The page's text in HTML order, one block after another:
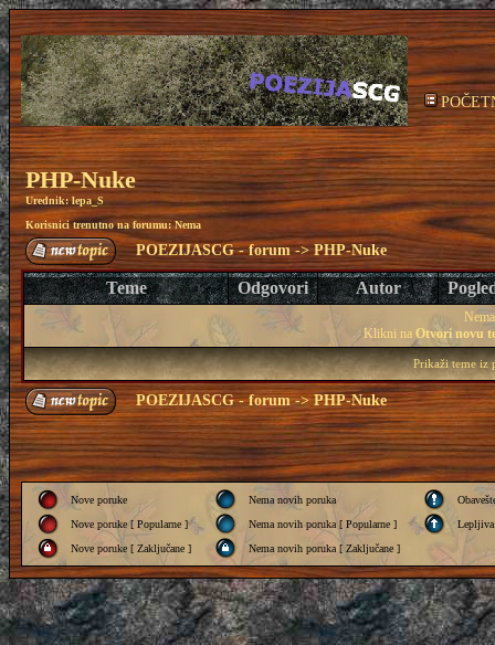
PHP-Nuke
Urednik:lepa_S
Korisnici trenutno na forumu: Nema
POEZIJASCG - forum->PHP-Nuke
Teme Odgovori Autor
Klikni na Otvori novu
Prikaži teme iz
POEZIJASCG - forum->PHP-Nuke
Nove poruke Nema novih poruka
Nove poruke [ Popularne ]
Nema novih poruka [ Popularne ]
Lepljiva
Nove poruke [ Zaključane ]
Nema novih poruka [ Zaključane ]